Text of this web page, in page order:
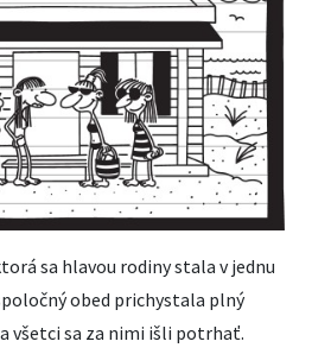
sa hlavou rodiny stala v jednu
obed prichystala plný
všetci sa za nimi išli potrhať.